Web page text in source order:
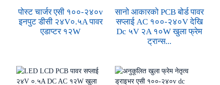
पोस्ट चार्जर एसी १००-२४०v
इनपुट डीसी २४V०.५A पावर
एडाप्टर १२W
सानो आकारको PCB बोर्ड पावर
सप्लाई AC १००-२४०V देखि
Dc ५V २A १०W खुला फ्रेम
ट्रान्स...